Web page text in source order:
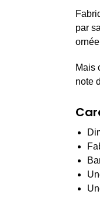
par
Mais
note